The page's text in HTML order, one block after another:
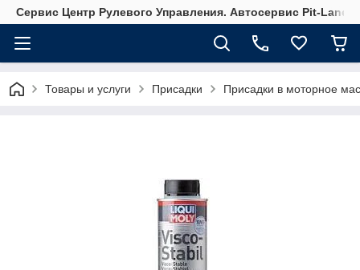
Сервис Центр Рулевого Управления. Автосервис Pit-Lane
Товары и услуги Присадки Присадки в моторное